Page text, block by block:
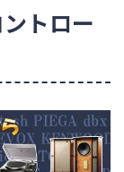
トロー